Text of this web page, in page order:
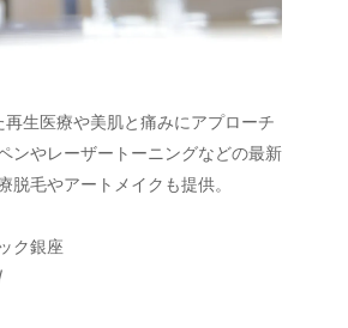
生医療や美肌と痛みにアプローチ
ンやレーザートーニングなどの最新
脱毛やアートメイクも提供。
ク銀座